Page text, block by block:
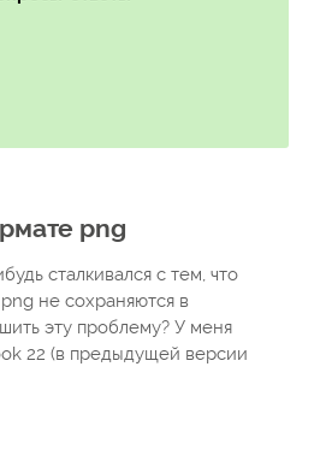
png
сталкивался с тем, что
не сохраняются в
эту проблему? У меня
22 (в предыдущей версии